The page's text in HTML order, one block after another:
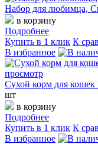
Набор для любимца,
в корзину
Подробнее
Купить в 1 клик К
В избранное
просмотр
Сухой корм для
шт
в корзину
Подробнее
Купить в 1 клик К
В избранное